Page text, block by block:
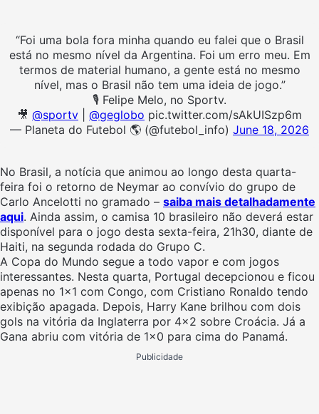
“Foi uma bola fora minha quando eu falei que o Brasil
está no mesmo nível da Argentina. Foi um erro meu. Em
termos de material humano, a gente está no mesmo
nível, mas o Brasil não tem uma ideia de jogo.”
🎙️ Felipe Melo, no Sportv.
🎥 @sportv @geglobo pic.twitter.com/sAkUISzp6m
— Planeta do Futebol 🌎 (@futebol_info) June 18, 2026
No Brasil, a notícia que animou ao longo desta quarta-
feira foi o retorno de Neymar ao convívio do grupo de
Carlo Ancelotti no gramado – saiba mais detalhadamente
aqui. Ainda assim, o camisa 10 brasileiro não deverá estar
disponível para o jogo desta sexta-feira, 21h30, diante de
Haiti, na segunda rodada do Grupo C.
A Copa do Mundo segue a todo vapor e com jogos
interessantes. Nesta quarta, Portugal decepcionou e ficou
apenas no 1×1 com Congo, com Cristiano Ronaldo tendo
exibição apagada. Depois, Harry Kane brilhou com dois
gols na vitória da Inglaterra por 4×2 sobre Croácia. Já a
Gana abriu com vitória de 1×0 para cima do Panamá.
Publicidade